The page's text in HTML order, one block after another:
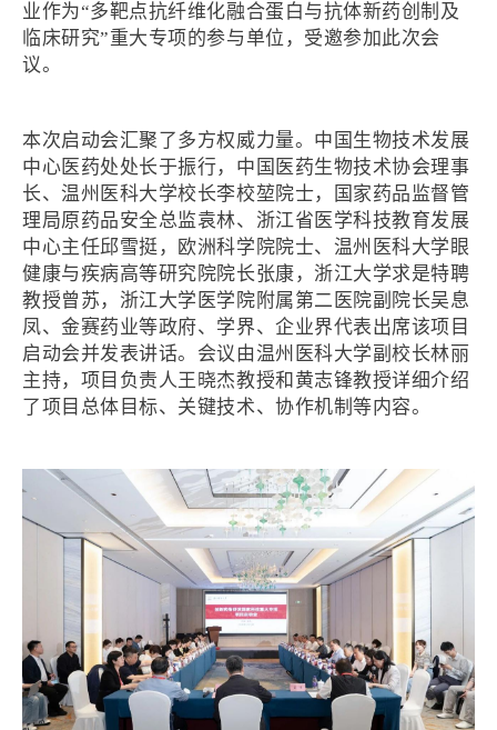
业作为“多靶点抗纤维化融合蛋白与抗体新药创制及
临床研究”重大专项的参与单位，受邀参加此次会
议。
本次启动会汇聚了多方权威力量。中国生物技术发展
中心医药处处长于振行，中国医药生物技术协会理事
长、温州医科大学校长李校堃院士，国家药品监督管
理局原药品安全总监袁林、浙江省医学科技教育发展
中心主任邱雪挺，欧洲科学院院士、温州医科大学眼
健康与疾病高等研究院院长张康，浙江大学求是特聘
教授曾苏，浙江大学医学院附属第二医院副院长吴息
凤、金赛药业等政府、学界、企业界代表出席该项目
启动会并发表讲话。会议由温州医科大学副校长林丽
主持，项目负责人王晓杰教授和黄志锋教授详细介绍
了项目总体目标、关键技术、协作机制等内容。